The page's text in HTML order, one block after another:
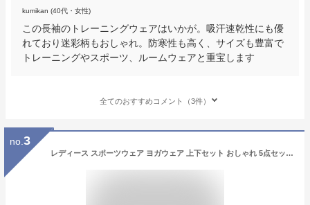
kumikan (40代・女性)
この長袖のトレーニングウェアはいかが。吸汗速乾性にも優
れており迷彩柄もおしゃれ。防寒性も高く、サイズも豊富で
トレーニングやスポーツ、ルームウェアと重宝します
全てのおすすめコメント（3件）
no. 3
レディース スポーツウェア ヨガウェア 上下セット おしゃれ 5点セット スポーツ ウェア 伸縮性 吸汗速乾 ヨガ ランニング ジム ホットヨガ ジョガーパンツ トレーニング ランニング パッド入り 春夏秋冬